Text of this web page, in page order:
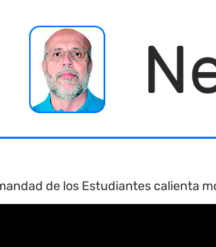
de los Estudiantes calienta